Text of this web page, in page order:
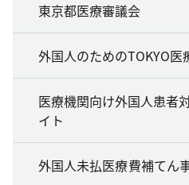
東京都医療審議会
外国人のためのTOKYO医
医療機関向け外国人患者
イト
外国人未払医療費補てん